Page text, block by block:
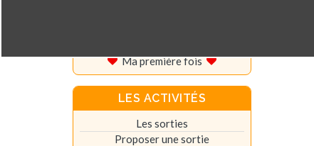
Ma première fois
LES ACTIVITÉS
Les sorties
Proposer une sortie